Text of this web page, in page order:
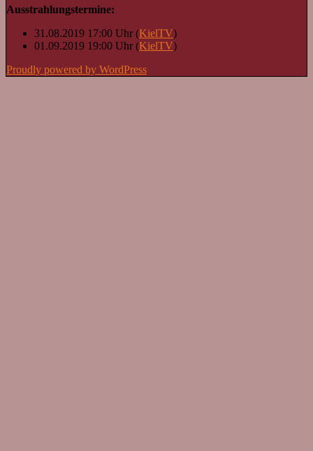
Ausstrahlungstermine:
31.08.2019 17:00 Uhr (KielTV)
01.09.2019 19:00 Uhr (KielTV)
Proudly powered by WordPress